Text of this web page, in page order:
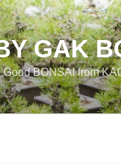
GAK
BONSAI from